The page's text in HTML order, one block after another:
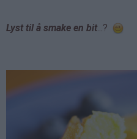
Lyst til å smake en bit...?